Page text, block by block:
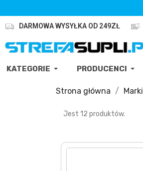
DARMOWA WYSYŁKA OD 249ZŁ
KATEGORIE PRODUCENCI
Strona główna Marki
Jest 12 produktów.